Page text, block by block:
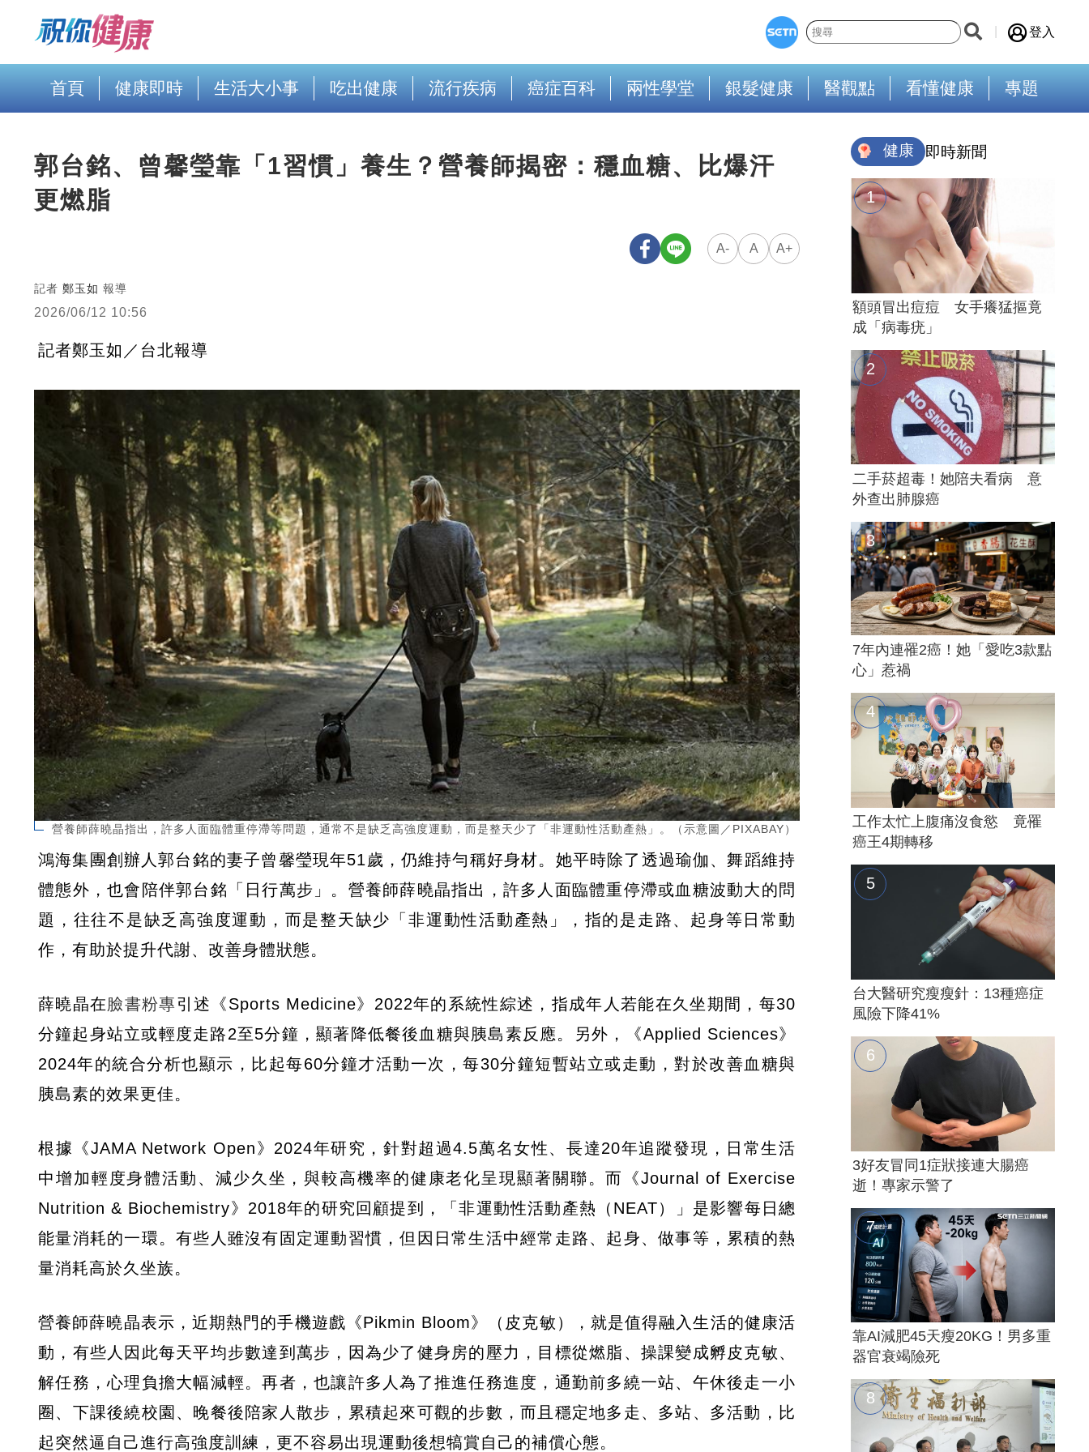
登入
首頁 健康即時 生活大小事 吃出健康 流行疾病 癌症百科 兩性學堂 銀髮健康 醫觀點 看懂健康 專題
郭台銘、曾馨瑩靠「1習慣」養生？營養師揭密：穩血糖、比爆汗
更燃脂
A- A A+
記者 鄭玉如 報導
2026/06/12 10:56
記者鄭玉如／台北報導
營養師薛曉晶指出，許多人面臨體重停滯等問題，通常不是缺乏高強度運動，而是整天少了「非運動性活動產熱」。（示意圖／PIXABAY）
鴻海集團創辦人郭台銘的妻子曾馨瑩現年51歲，仍維持勻稱好身材。她平時除了透過瑜伽、舞蹈維持
體態外，也會陪伴郭台銘「日行萬步」。營養師薛曉晶指出，許多人面臨體重停滯或血糖波動大的問
題，往往不是缺乏高強度運動，而是整天缺少「非運動性活動產熱」，指的是走路、起身等日常動
作，有助於提升代謝、改善身體狀態。
薛曉晶在臉書粉專引述《Sports Medicine》2022年的系統性綜述，指成年人若能在久坐期間，每30
分鐘起身站立或輕度走路2至5分鐘，顯著降低餐後血糖與胰島素反應。另外，《Applied Sciences》
2024年的統合分析也顯示，比起每60分鐘才活動一次，每30分鐘短暫站立或走動，對於改善血糖與
胰島素的效果更佳。
根據《JAMA Network Open》2024年研究，針對超過4.5萬名女性、長達20年追蹤發現，日常生活
中增加輕度身體活動、減少久坐，與較高機率的健康老化呈現顯著關聯。而《Journal of Exercise
Nutrition & Biochemistry》2018年的研究回顧提到，「非運動性活動產熱（NEAT）」是影響每日總
能量消耗的一環。有些人雖沒有固定運動習慣，但因日常生活中經常走路、起身、做事等，累積的熱
量消耗高於久坐族。
營養師薛曉晶表示，近期熱門的手機遊戲《Pikmin Bloom》（皮克敏），就是值得融入生活的健康活
動，有些人因此每天平均步數達到萬步，因為少了健身房的壓力，目標從燃脂、操課變成孵皮克敏、
解任務，心理負擔大幅減輕。再者，也讓許多人為了推進任務進度，通勤前多繞一站、午休後走一小
圈、下課後繞校園、晚餐後陪家人散步，累積起來可觀的步數，而且穩定地多走、多站、多活動，比
起突然逼自己進行高強度訓練，更不容易出現運動後想犒賞自己的補償心態。
健康 即時新聞
額頭冒出痘痘 女手癢猛摳竟
成「病毒疣」
二手菸超毒！她陪夫看病 意
外查出肺腺癌
7年內連罹2癌！她「愛吃3款點
心」惹禍
工作太忙上腹痛沒食慾 竟罹
癌王4期轉移
台大醫研究瘦瘦針：13種癌症
風險下降41%
3好友冒同1症狀接連大腸癌
逝！專家示警了
靠AI減肥45天瘦20KG！男多重
器官衰竭險死